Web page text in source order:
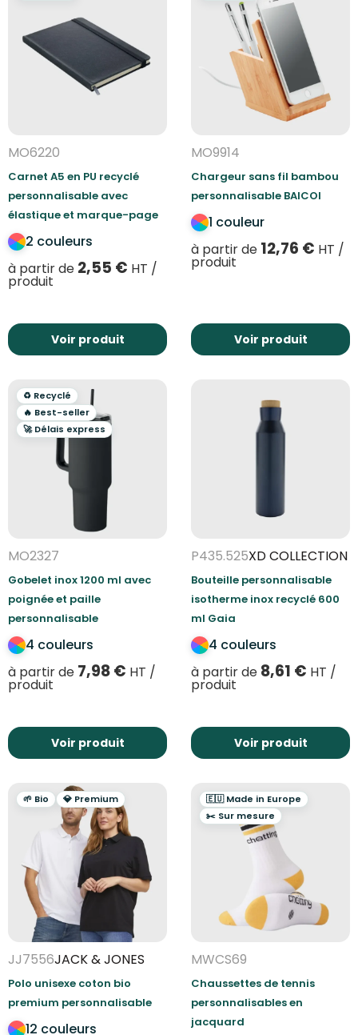
MO6220
Carnet A5 en PU recyclé
personnalisable avec
élastique et marque-page
2 couleurs
à partir de 2,55 € HT /
produit
Voir produit
MO9914
Chargeur sans fil bambou
personnalisable BAICOI
1 couleur
à partir de 12,76 € HT /
produit
Voir produit
♻️ Recyclé
🔥 Best-seller
🚀 Délais express
MO2327
Gobelet inox 1200 ml avec
poignée et paille
personnalisable
4 couleurs
à partir de 7,98€ HT /
produit
Voir produit
P435.525XD COLLECTION
Bouteille personnalisable
isotherme inox recyclé 600
ml Gaia
4 couleurs
à partir de 8,61 € HT /
produit
Voir produit
🌱 Bio 💎 Premium
JJ7556JACK & JONES
Polo unisexe coton bio
premium personnalisable
12 couleurs
🇪🇺 Made in Europe
✂️ Sur mesure
MWCS69
Chaussettes de tennis
personnalisables en
jacquard